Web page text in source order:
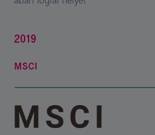
2019
MSCI